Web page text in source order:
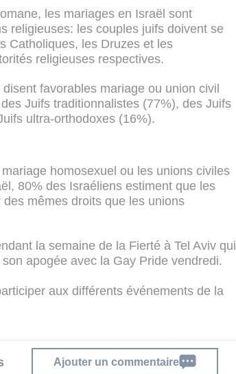
les mariages en Israël sont
religieuses: les couples juifs doivent se
Catholiques, les Druzes et les
religieuses respectives.
favorables mariage ou union civil
Juifs traditionnalistes (77%), des Juifs
ultra-orthodoxes (16%).
homosexuel ou les unions civiles
80% des Israéliens estiment que les
mêmes droits que les unions
la semaine de la Fierté à Tel Aviv qui
apogée avec la Gay Pride vendredi.
aux différents événements de la
Ajouter un commentaire